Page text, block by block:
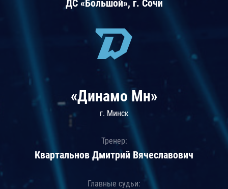
ДС «Большой», г. Сочи
«Динамо Мн»
г. Минск
Тренер:
Квартальнов Дмитрий Вячеславович
Главные судьи: